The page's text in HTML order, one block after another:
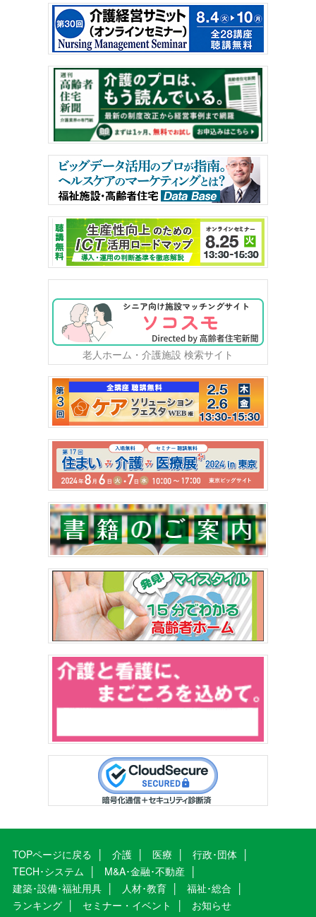
老人ホーム・介護施設 検索サイト
TOPページに戻る 介護 医療
行政･団体
TECH･システム
M&A･金融･不動産
建築･設備･福祉用具
人材･教育
福祉･総合
ランキング
セミナー・イベント お知らせ